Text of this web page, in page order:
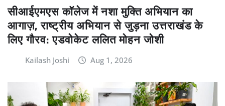
सीआईएमएस कॉलेज में नशा मुक्ति अभियान का
आगाज़, राष्ट्रीय अभियान से जुड़ना उत्तराखंड के
लिए गौरव: एडवोकेट ललित मोहन जोशी
Kailash Joshi Aug 1, 2026